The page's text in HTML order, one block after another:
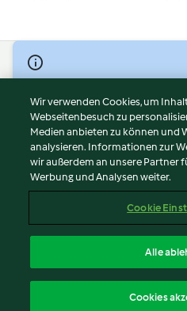
© Copyright 2026
Nutzungsbedingungen
Datenschutzrichtlinien
Disclaimer
Impressum
Cookies
Abo kündigen
Erklärung zur Barrierefreiheit
Wir verwenden Cookies, um
Webseitenbesuch zu
Medien anbieten zu können und
analysieren. Informationen zur
wir außerdem an unsere Partner
Werbung und Analysen weiter.
Cookie
Alle
Cookies